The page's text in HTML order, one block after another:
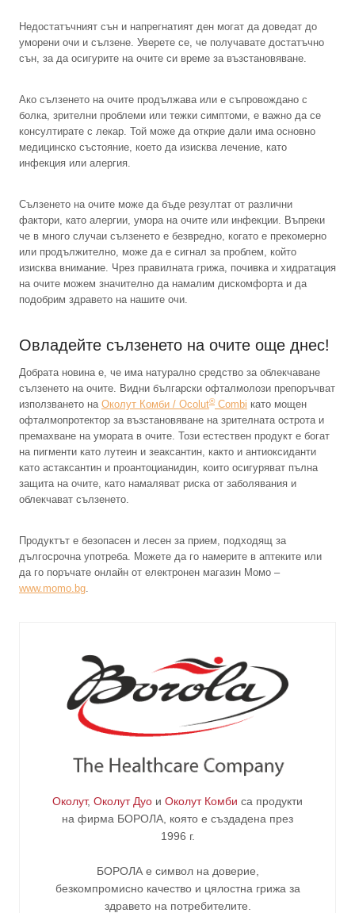
Недостатъчният сън и напрегнатият ден могат да доведат до
уморени очи и сълзене. Уверете се, че получавате достатъчно
сън, за да осигурите на очите си време за възстановяване.
Ако сълзенето на очите продължава или е съпровождано с
болка, зрителни проблеми или тежки симптоми, е важно да се
консултирате с лекар. Той може да открие дали има основно
медицинско състояние, което да изисква лечение, като
инфекция или алергия.
Сълзенето на очите може да бъде резултат от различни
фактори, като алергии, умора на очите или инфекции. Въпреки
че в много случаи сълзенето е безвредно, когато е прекомерно
или продължително, може да е сигнал за проблем, който
изисква внимание. Чрез правилната грижа, почивка и хидратация
на очите можем значително да намалим дискомфорта и да
подобрим здравето на нашите очи.
Овладейте сълзенето на очите още днес!
Добрата новина е, че има натурално средство за облекчаване
сълзенето на очите. Видни български офталмолози препоръчват
използването на Околут Комби / Ocolut®Combi като мощен
офталмопротектор за възстановяване на зрителната острота и
премахване на умората в очите. Този естествен продукт е богат
на пигменти като лутеин и зеаксантин, както и антиоксиданти
като астаксантин и проантоцианидин, които осигуряват пълна
защита на очите, като намаляват риска от заболявания и
облекчават сълзенето.
Продуктът е безопасен и лесен за прием, подходящ за
дългосрочна употреба. Можете да го намерите в аптеките или
да го поръчате онлайн от електронен магазин Mомо –
www.momo.bg
Околут, Околут Дуо и Околут Комби са продукти
на фирма БОРОЛА , която е създадена през
1996 г.
БОРОЛА е символ на доверие,
безкомпромисно качество и цялостна грижа за
здравето на потребителите